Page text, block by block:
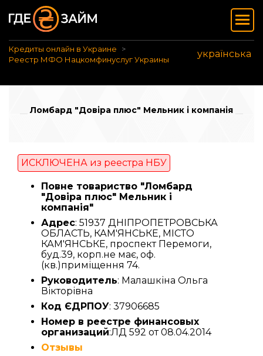
Кредиты онлайн в Украине
Реестр МФО Нацкомфинуслуг Украины
українська
Ломбард "Довіра плюс" Мельник і компанія
ИСКЛЮЧЕНА из реестра НБУ
Повне товариство "Ломбард
"Довіра плюс" Мельник і
компанія"
Адрес: 51937 ДНІПРОПЕТРОВСЬКА
ОБЛАСТЬ, КАМ'ЯНСЬКЕ, МІСТО
КАМ'ЯНСЬКЕ, проспект Перемоги,
буд.39, корп.не має, оф.
(кв.)приміщення 74.
Руководитель: Малашкіна Ольга
Вікторівна
Код ЄДРПОУ: 37906685
Номер в реестре финансовых
организаций:ЛД 592 от 08.04.2014
Отзывы